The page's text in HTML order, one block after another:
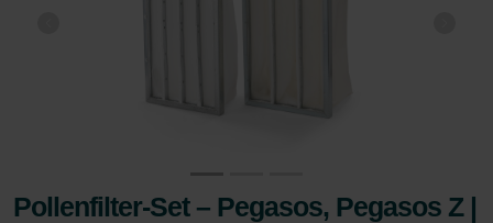
Pollenfilter-Set – Pegasos, Pegasos Z |